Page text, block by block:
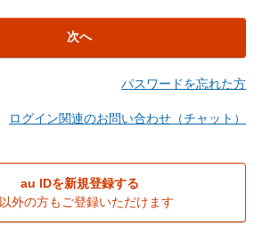
次へ
パスワードを忘れた方
ログイン関連のお問い合わせ（チャット）
au IDを新規登録する
外の方もご登録いただけます